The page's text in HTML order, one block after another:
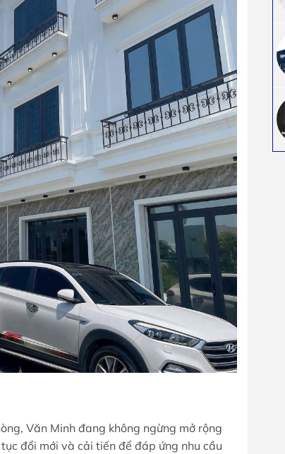
Văn Minh đang không ngừng mở rộng
đổi mới và cải tiến để đáp ứng nhu cầu